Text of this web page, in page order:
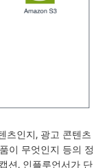
츠인지, 광고 콘텐츠
이 무엇인지 등의 정
션, 인플루언서가 단